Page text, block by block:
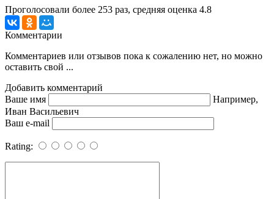
Проголосовали более 253 раз, средняя оценка 4.8
Комментарии
Комментариев или отзывов пока к сожалению нет, но можно
оставить свой ...
Добавить комментарий
Ваше имя
Например,
Иван Васильевич
Ваш e-mail
Rating: